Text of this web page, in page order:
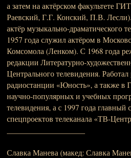
а затем на актёрском факультете
Раевский, Г.Г. Конский, П.В.
актёр музыкально-драматического
1957 года служил актёром в
Комсомола (Ленком). С 1968 года
редакции Литературно-
Центрального телевидения.
радиостанции «Юность», а также в
научно-популярных и учебных
телевидения, а с 1997 года главный
спецпроектов телеканала «ТВ-
Славка Манева (макед: Славка